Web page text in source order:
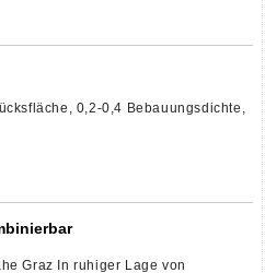
0,2-0,4 Bebauungsdichte,
Graz In ruhiger Lage von